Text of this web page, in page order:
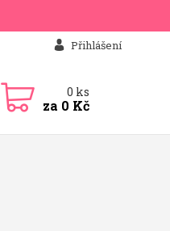
Přihlášení
0 ks
za 0 Kč